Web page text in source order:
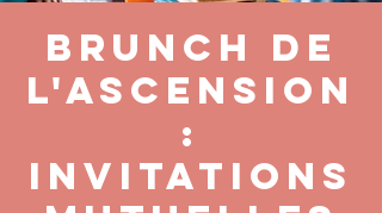
Brunch de
l'ascension
:
invitations